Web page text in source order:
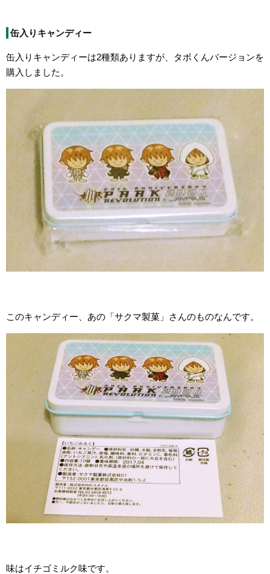
缶入りキャンディー
缶入りキャンディーは2種類ありますが、タボくんバージョンを
購入しました。
このキャンディー、あの「サクマ製菓」さんのものなんです。
味はイチゴミルク味です。